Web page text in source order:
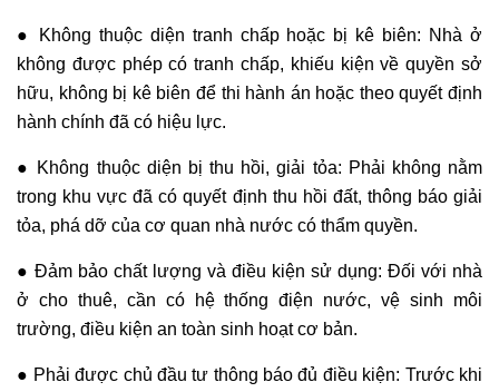
● Không thuộc diện tranh chấp hoặc bị kê biên: Nhà ở
không được phép có tranh chấp, khiếu kiện về quyền sở
hữu, không bị kê biên để thi hành án hoặc theo quyết định
hành chính đã có hiệu lực.
● Không thuộc diện bị thu hồi, giải tỏa: Phải không nằm
trong khu vực đã có quyết định thu hồi đất, thông báo giải
tỏa, phá dỡ của cơ quan nhà nước có thẩm quyền.
● Đảm bảo chất lượng và điều kiện sử dụng: Đối với nhà
ở cho thuê, cần có hệ thống điện nước, vệ sinh môi
trường, điều kiện an toàn sinh hoạt cơ bản.
● Phải được chủ đầu tư thông báo đủ điều kiện: Trước khi